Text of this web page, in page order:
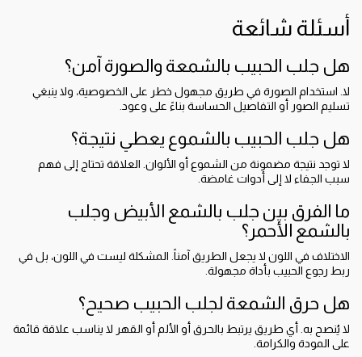
أسئلة شائعة
هل جلب الحبيب بالشمعة والصورة آمن؟
لا. استخدام الصورة في طريق مجهول خطر على الخصوصية، ولا ينبغي
تسليم الصور أو التفاصيل الحساسة بناءً على وعود.
هل جلب الحبيب بالشموع يعطي نتيجة؟
لا توجد نتيجة مضمونة من الشموع أو الألوان. العلاقة تحتاج إلى فهم
سبب الجفاء لا إلى أدوات غامضة.
ما الفرق بين جلب بالشمع الأبيض وجلب
بالشمع الأحمر؟
الاختلاف في اللون لا يجعل الطريق آمناً. المشكلة ليست في اللون، بل في
ربط رجوع الحبيب بأداة مجهولة.
هل حرق الشمعة لجلب الحبيب صحيح؟
لا يُنصح به. أي طريق يرتبط بالحرق أو الألم أو القهر لا يناسب علاقة قائمة
على المودة والكرامة.